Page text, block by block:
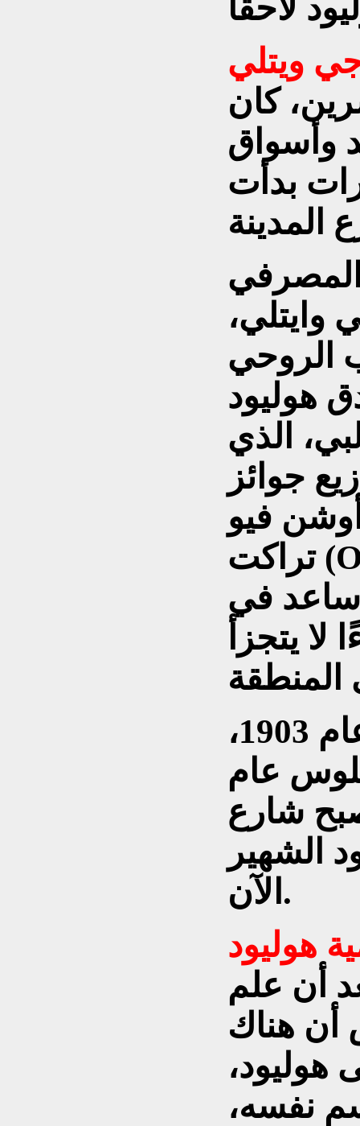
ويتلي
كان
وأسواق
بدأت
تدخل المصرفي
الروحي
هوليود
الذي
جوائز
فيو
تراكت (Ocean View Tract)، وهو
في
يتجزأ
تأسست هوليود عام 1903،
عام
شارع
الشهير
الآن.
هوليود
أن علم
أن هناك
هوليود،
نفسه،